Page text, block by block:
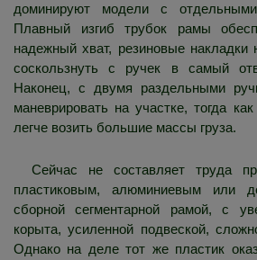
доминируют модели с
Плавный изгиб трубок рамы
надежный хват, резиновые накладки
соскользнуть с ручек в самый
Наконец, с двумя раздельными
маневрировать на участке, тогда
легче возить большие массы груза.
Сейчас не составляет труда
пластиковым, алюминиевым или
сборной сегментарной рамой, с
корыта, усиленной подвеской,
Однако на деле тот же пластик